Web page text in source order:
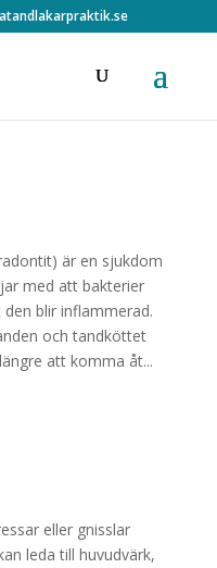
är en sjukdom
med att bakterier
blir inflammerad.
och tandköttet
att komma åt...
eller gnisslar
leda till huvudvärk,